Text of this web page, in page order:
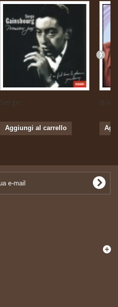
Serge...
Aggiungi al carrello